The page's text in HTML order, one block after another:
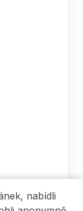
nabídli